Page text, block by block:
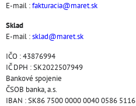
E-mail :fakturacia@maret.sk
Sklad
E-mail :sklad@maret.sk
IČO : 43876994
IČ DPH : SK2022507949
Bankové spojenie
ČSOB banka, a.s.
IBAN : SK86 7500 0000 0040 0586 5116